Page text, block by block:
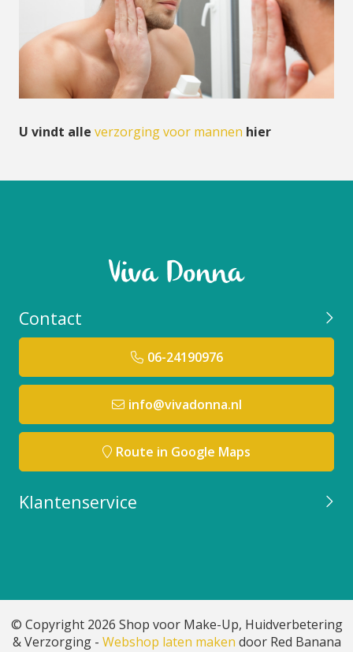
U vindt alle verzorging voor mannen hier
Contact
06-24190976
info@vivadonna.nl
Route in Google Maps
Klantenservice
© Copyright 2026 Shop voor Make-Up, Huidverbetering
& Verzorging - Webshop laten maken door Red Banana